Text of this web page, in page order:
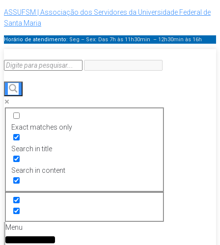
ASSUFSM | Associação dos Servidores da Universidade Federal de
Santa Maria
Horário de atendimento: Seg – Sex: Das 7h às 11h30min – 12h30min às 16h
Exact matches only
Search in title
Search in content
Menu